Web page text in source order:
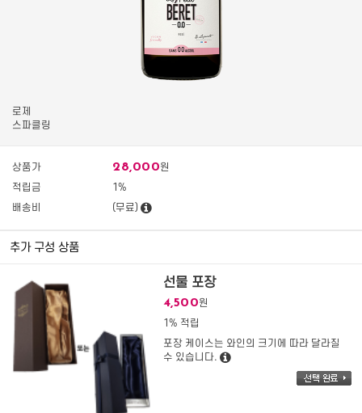
로제
스파클링
상품가 28,000원
적립금
1%
배송비
(무료)
추가 구성 상품
선물 포장
4,500원
1% 적립
포장 케이스는 와인의 크기에 따라 달라질
수 있습니다.